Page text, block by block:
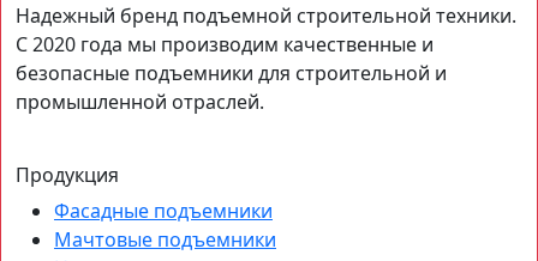
Надежный бренд подъемной строительной техники.
С 2020 года мы производим качественные и
безопасные подъемники для строительной и
промышленной отраслей.
Продукция
Фасадные подъемники
Мачтовые подъемники